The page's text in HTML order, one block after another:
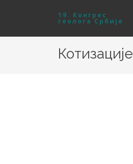
19. Конгрес
геолога Србије
Котизације